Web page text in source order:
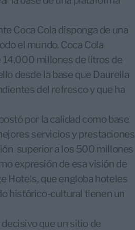
Coca Cola disponga de una
el mundo. Coca Cola
14.000 millones de litros de
desde la base que Daurella
del refresco y que ha
por la calidad como base
servicios y prestaciones
superior a los 500 millones
expresión de esa visión de
Hotels, que engloba hoteles
histórico-cultural tienen un
que un sitio de